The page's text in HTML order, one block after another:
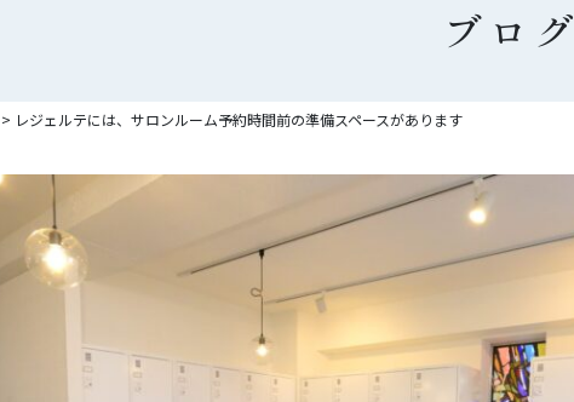
ブログ
> レジェルテには、サロンルーム予約時間前の準備スペースがあります